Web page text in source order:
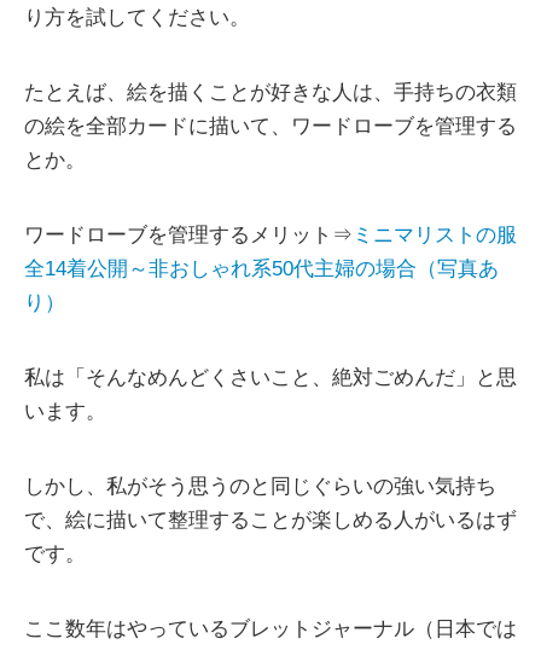
り方を試してください。
たとえば、絵を描くことが好きな人は、手持ちの衣類
の絵を全部カードに描いて、ワードローブを管理する
とか。
ワードローブを管理するメリット⇒ ミニマリストの服
全14着公開～非おしゃれ系50代主婦の場合（写真あ
り）
私は「そんなめんどくさいこと、絶対ごめんだ」と思
います。
しかし、私がそう思うのと同じぐらいの強い気持ち
で、絵に描いて整理することが楽しめる人がいるはず
です。
ここ数年はやっているブレットジャーナル（日本では